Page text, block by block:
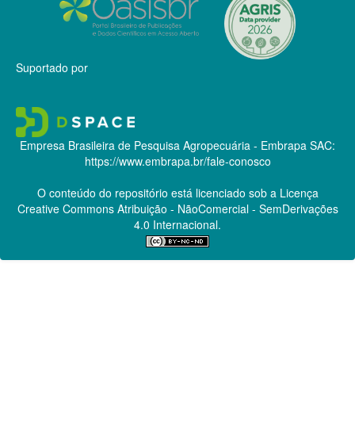
Suportado por
Empresa Brasileira de Pesquisa Agropecuária - Embrapa SAC:
https://www.embrapa.br/fale-conosco
O conteúdo do repositório está licenciado sob a Licença
Creative CommonsAtribuição - NãoComercial - SemDerivações
4.0 Internacional.